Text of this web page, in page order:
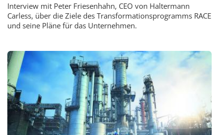
Interview mit Peter Friesenhahn, CEO von Haltermann
Carless, über die Ziele des Transformationsprogramms RACE
und seine Pläne für das Unternehmen.